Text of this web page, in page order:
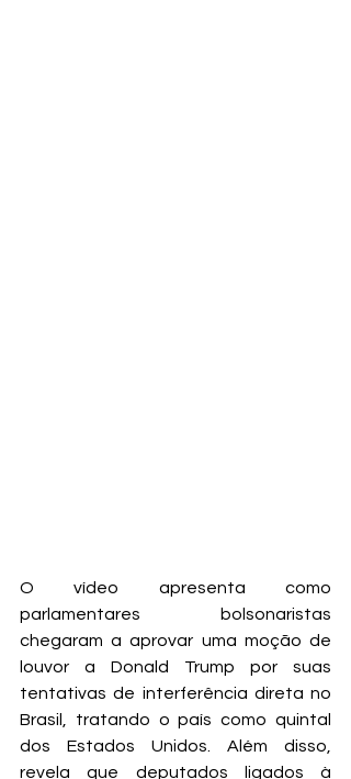
O vídeo apresenta como
parlamentares bolsonaristas
chegaram a aprovar uma moção de
louvor a Donald Trump por suas
tentativas de interferência direta no
Brasil, tratando o país como quintal
dos Estados Unidos. Além disso,
revela que deputados ligados à